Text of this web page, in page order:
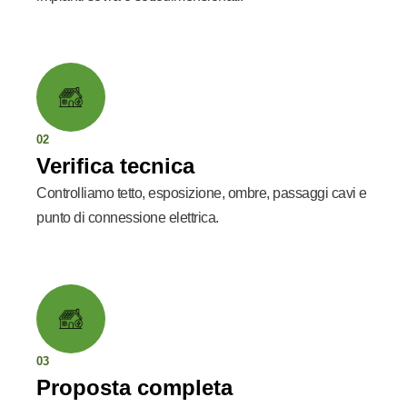
02
Verifica tecnica
Controlliamo tetto, esposizione, ombre, passaggi cavi e
punto di connessione elettrica.
03
Proposta completa